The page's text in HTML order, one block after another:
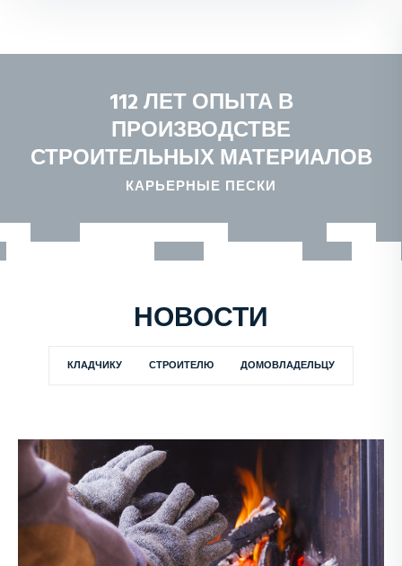
112 ЛЕТ ОПЫТА В
ПРОИЗВОДСТВЕ
СТРОИТЕЛЬНЫХ МАТЕРИАЛОВ
КАРЬЕРНЫЕ ПЕСКИ
НОВОСТИ
КЛАДЧИКУ СТРОИТЕЛЮ ДОМОВЛАДЕЛЬЦУ